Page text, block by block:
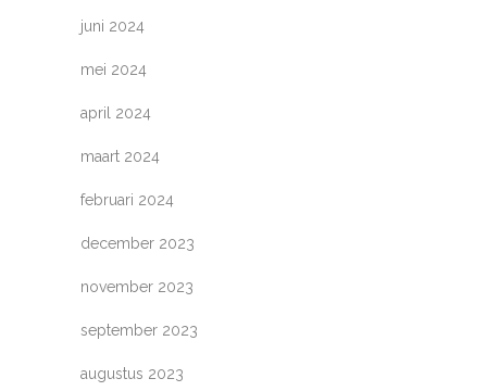
juni 2024
mei 2024
april 2024
maart 2024
februari 2024
december 2023
november 2023
september 2023
augustus 2023